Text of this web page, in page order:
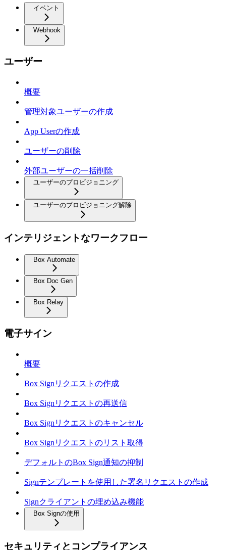
イベント
Webhook
ユーザー
概要
管理対象ユーザーの作成
App Userの作成
ユーザーの削除
外部ユーザーの一括削除
ユーザーのプロビジョニング
ユーザーのプロビジョニング解除
インテリジェントなワークフロー
Box Automate
Box Doc Gen
Box Relay
電子サイン
概要
Box Signリクエストの作成
Box Signリクエストの再送信
Box Signリクエストのキャンセル
Box Signリクエストのリスト取得
デフォルトのBox Sign通知の抑制
Signテンプレートを使用した署名リクエストの作成
Signクライアントの埋め込み機能
Box Signの使用
セキュリティとコンプライアンス